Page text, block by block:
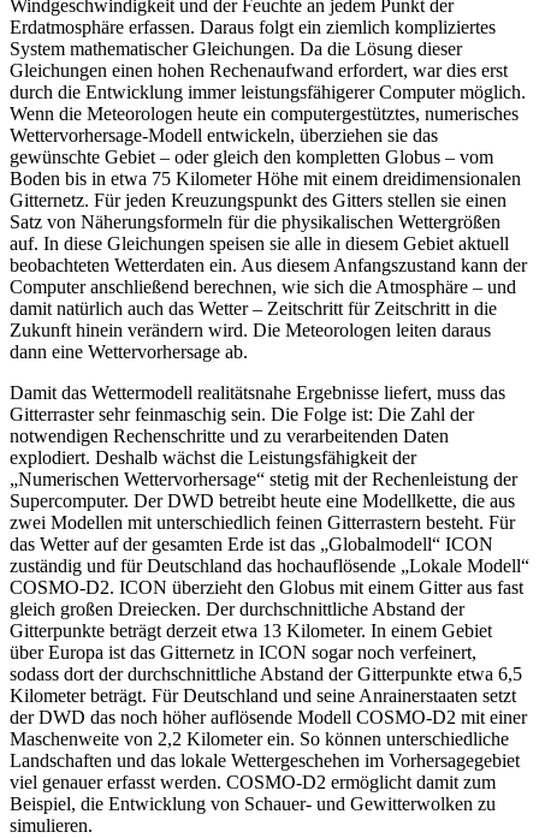
Windgeschwindigkeit und der Feuchte an jedem Punkt der
Erdatmosphäre erfassen. Daraus folgt ein ziemlich kompliziertes
System mathematischer Gleichungen. Da die Lösung dieser
Gleichungen einen hohen Rechenaufwand erfordert, war dies erst
durch die Entwicklung immer leistungsfähigerer Computer möglich.
Wenn die Meteorologen heute ein computergestütztes, numerisches
Wettervorhersage-Modell entwickeln, überziehen sie das
gewünschte Gebiet – oder gleich den kompletten Globus – vom
Boden bis in etwa 75 Kilometer Höhe mit einem dreidimensionalen
Gitternetz. Für jeden Kreuzungspunkt des Gitters stellen sie einen
Satz von Näherungsformeln für die physikalischen Wettergrößen
auf. In diese Gleichungen speisen sie alle in diesem Gebiet aktuell
beobachteten Wetterdaten ein. Aus diesem Anfangszustand kann der
Computer anschließend berechnen, wie sich die Atmosphäre – und
damit natürlich auch das Wetter – Zeitschritt für Zeitschritt in die
Zukunft hinein verändern wird. Die Meteorologen leiten daraus
dann eine Wettervorhersage ab.
Damit das Wettermodell realitätsnahe Ergebnisse liefert, muss das
Gitterraster sehr feinmaschig sein. Die Folge ist: Die Zahl der
notwendigen Rechenschritte und zu verarbeitenden Daten
explodiert. Deshalb wächst die Leistungsfähigkeit der
„Numerischen Wettervorhersage“ stetig mit der Rechenleistung der
Supercomputer. Der DWD betreibt heute eine Modellkette, die aus
zwei Modellen mit unterschiedlich feinen Gitterrastern besteht. Für
das Wetter auf der gesamten Erde ist das „Globalmodell“ ICON
zuständig und für Deutschland das hochauflösende „Lokale Modell“
COSMO-D2. ICON überzieht den Globus mit einem Gitter aus fast
gleich großen Dreiecken. Der durchschnittliche Abstand der
Gitterpunkte beträgt derzeit etwa 13 Kilometer. In einem Gebiet
über Europa ist das Gitternetz in ICON sogar noch verfeinert,
sodass dort der durchschnittliche Abstand der Gitterpunkte etwa 6,5
Kilometer beträgt. Für Deutschland und seine Anrainerstaaten setzt
der DWD das noch höher auflösende Modell COSMO-D2 mit einer
Maschenweite von 2,2 Kilometer ein. So können unterschiedliche
Landschaften und das lokale Wettergeschehen im Vorhersagegebiet
viel genauer erfasst werden. COSMO-D2 ermöglicht damit zum
Beispiel, die Entwicklung von Schauer- und Gewitterwolken zu
simulieren.